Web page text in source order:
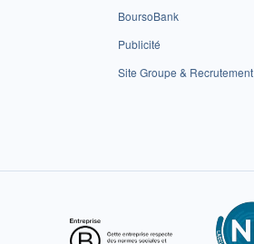
BoursoBank
Publicité
Site Groupe & Recrutement